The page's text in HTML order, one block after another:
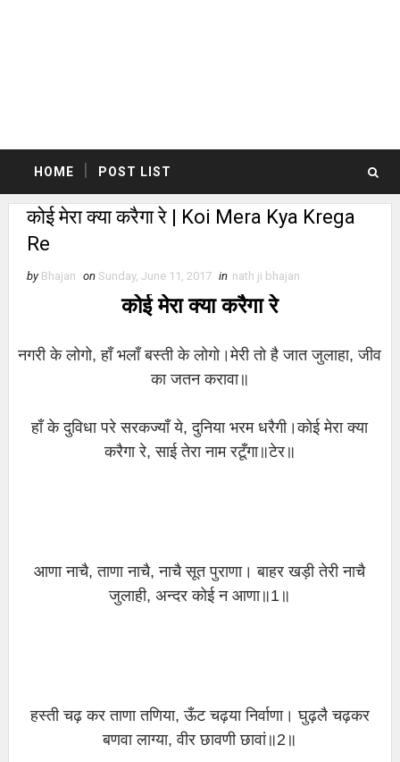
HOME POST LIST
कोई मेरा क्या करैगा रे | Koi Mera Kya Krega
Re
by Bhajan on Sunday, June 11, 2017 in nath ji bhajan
कोई मेरा क्या करैगा रे
नगरी के लोगो, हाँ भलाँ बस्ती के लोगो।मेरी तो है जात जुलाहा, जीव
का जतन करावा॥
हाँ के दुविधा परे सरकज्याँ ये, दुनिया भरम धरैगी।कोई मेरा क्या
करैगा रे, साई तेरा नाम रटूँगा॥टेर॥
आणा नाचै, ताणा नाचै, नाचै सूत पुराणा। बाहर खड़ी तेरी नाचै
जुलाही, अन्दर कोई न आणा॥1॥
हस्ती चढ़ कर ताणा तणिया, ऊँट चढ़या निर्वाणा। घुढ़लै चढ़कर
बणवा लाग्या, वीर छावणी छावां॥2॥